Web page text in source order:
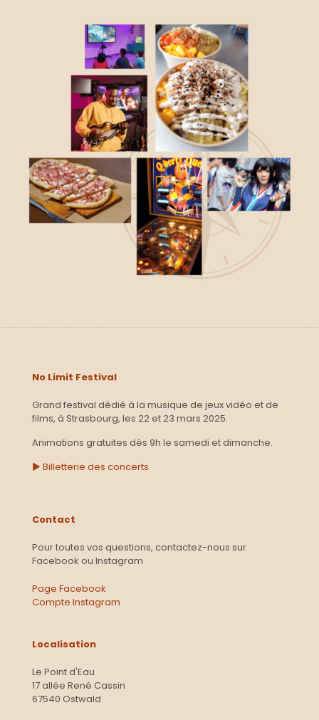
No Limit Festival
Grand festival dédié à la musique de jeux vidéo et de
films, à Strasbourg, les 22 et 23 mars 2025.
Animations gratuites dès 9h le samedi et dimanche.
► Billetterie des concerts
Contact
Pour toutes vos questions, contactez-nous sur
Facebook ou Instagram
Page Facebook
Compte Instagram
Localisation
Le Point d'Eau
17 allée René Cassin
67540 Ostwald